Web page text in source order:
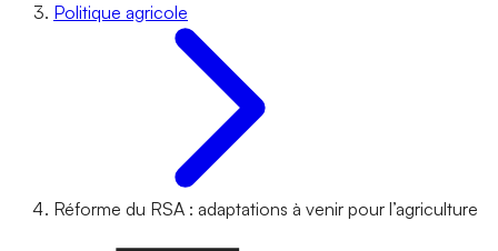
Politique agricole
Réforme du RSA : adaptations à venir pour l’agriculture